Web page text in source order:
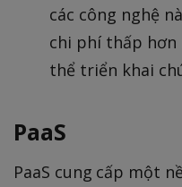
các công nghệ
chi phí thấp hơn
thể triển khai
PaaS
PaaS cung cấp một